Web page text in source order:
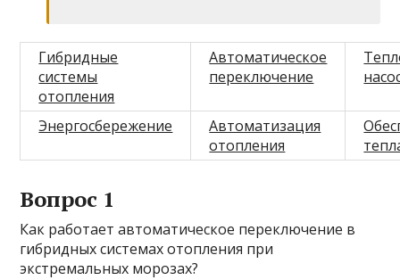
Гибридные
системы
отопления
Автоматическое
переключение
Энергосбережение
Автоматизация
отопления
Вопрос 1
Как работает автоматическое переключение в
гибридных системах отопления при
экстремальных морозах?